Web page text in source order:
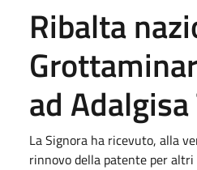
Ribalta
ad
La Signora ha ricevuto, alla
rinnovo della patente per altri